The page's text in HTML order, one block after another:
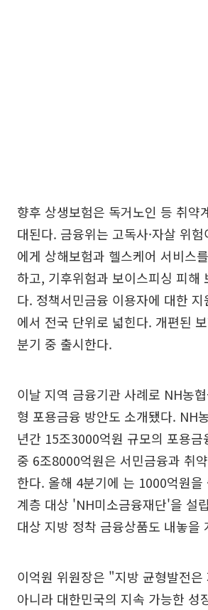
향후 상생보험은 독거노인 등 취약
대된다. 금융위는 고독사·자살 위
에게 상해보험과 헬스케어 서비스
하고, 기후위험과 보이스피싱 피해
다. 정책서민금융 이용자에 대한
에서 전국 단위로 넓힌다. 개편된
분기 중 출시한다.
이날 지역 금융기관 사례로 NH농
형 포용금융 방안도 소개됐다. NH
년간 15조3000억원 규모의 포용금
중 6조8000억원은 서민금융과 취
한다. 올해 4분기에 는 1000억원을
계층 대상 'NH미소금융재단'을 설
대상 지방 정착 금융상품도 내놓을
이억원 위원장은 "지방 균형발전은
아니라 대한민국의 지속 가능한 성